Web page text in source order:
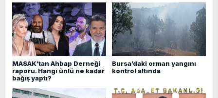
MASAK’tan Ahbap Derneği
raporu. Hangi ünlü ne kadar
bağış yaptı?
Bursa’daki orman yangını
kontrol altında